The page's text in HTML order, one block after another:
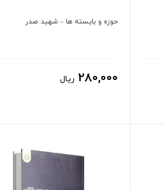
حوزه و بایسته ها – شهید صدر
280,000 ریال